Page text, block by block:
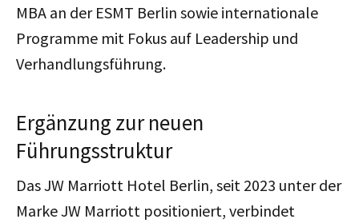
MBA an der ESMT Berlin sowie internationale
Programme mit Fokus auf Leadership und
Verhandlungsführung.
Ergänzung zur neuen
Führungsstruktur
Das JW Marriott Hotel Berlin, seit 2023 unter der
Marke JW Marriott positioniert, verbindet